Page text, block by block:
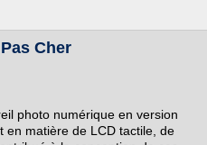
Cher
photo numérique en version
en matière de LCD tactile, de